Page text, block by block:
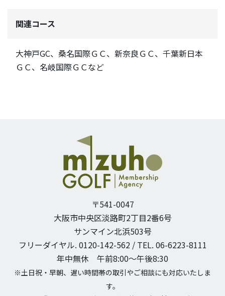
関連コース
大神戸GC、桑名国際ＧＣ、新奈良ＧＣ、千葉新日本
ＧＣ、名岐国際ＧＣなど
〒541-0047
大阪市中央区淡路町2丁目2番6号
サンマイン北浜503号
フリーダイヤル. 0120-142-562 / TEL. 06-6223-8111
年中無休 午前8:00〜午後8:30
※土日祝・早朝、遅い時間帯の取引やご相談にも対応いたしま
す。